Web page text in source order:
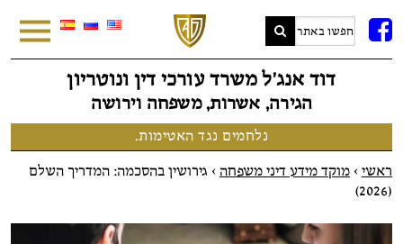
FB
דוד אנג׳ל משרד עורכי דין ונוטריון
הגירה, אשרות, משפחה וירושה
נלחמים נגד האטימות.
ראשי > מוקד מידע דיני משפחה > גירושין בהסכמה: המדריך השלם
(2026)